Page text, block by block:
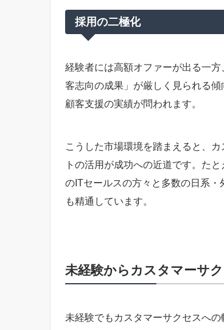
採用の二極化
経験者には高額オファーが出る一
客志向の成果」が厳しく見られる
顧客支援の実績が問われます。
こうした市場環境を踏まえると、
トの活用が成功への近道です。た
のITセールスの方々と多数の日系
も精通しています。
未経験からカスタマーサ
未経験でもカスタマーサクセスへ